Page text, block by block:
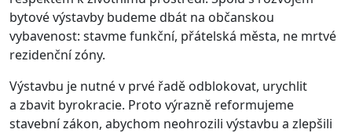
bytové výstavby budeme dbát na občanskou
vybavenost: stavme funkční, přátelská města, ne mrtvé
rezidenční zóny.
Výstavbu je nutné v prvé řadě odblokovat, urychlit
a zbavit byrokracie. Proto výrazně reformujeme
stavební zákon, abychom neohrozili výstavbu a zlepšili